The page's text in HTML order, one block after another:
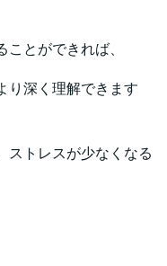
とができれば、
り深く理解できます
ストレスが少なくなる